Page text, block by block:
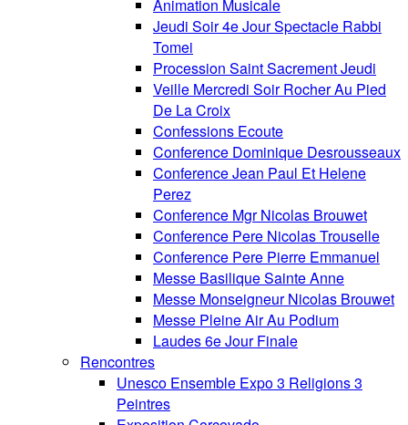
Animation Musicale
Jeudi Soir 4e Jour Spectacle Rabbi
Tomei
Procession Saint Sacrement Jeudi
Veille Mercredi Soir Rocher Au Pied
De La Croix
Confessions Ecoute
Conference Dominique Desrousseaux
Conference Jean Paul Et Helene
Perez
Conference Mgr Nicolas Brouwet
Conference Pere Nicolas Trouselle
Conference Pere Pierre Emmanuel
Messe Basilique Sainte Anne
Messe Monseigneur Nicolas Brouwet
Messe Pleine Air Au Podium
Laudes 6e Jour Finale
Rencontres
Unesco Ensemble Expo 3 Religions 3
Peintres